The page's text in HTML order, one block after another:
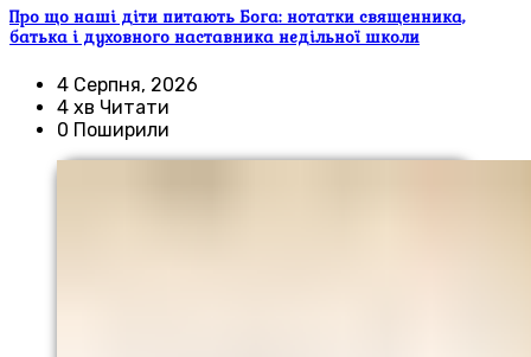
Про що наші діти питають Бога: нотатки священника,
батька і духовного наставника недільної школи
4 Серпня, 2026
4 хв Читати
0 Поширили